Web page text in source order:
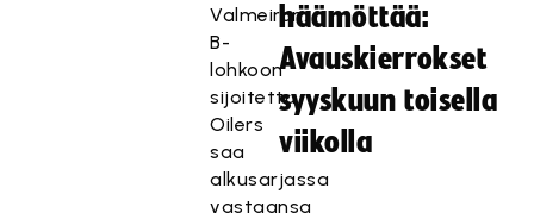
Valmeiran.
B-
lohkoon
sijoitettu
Oilers
saa
alkusarjassa
vastaansa
häämöttää:
Avauskierrokset
syyskuun toisella
viikolla